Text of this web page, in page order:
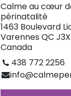
Calme au cœur
périnatalité
1463 Boulevard
Varennes QC J3X
Canada
438 772 2256